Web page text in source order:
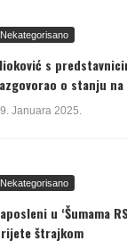
Nekategorisano
s
o stanju na
Januara 2025.
Nekategorisano
u ‘Šumama
štrajkom